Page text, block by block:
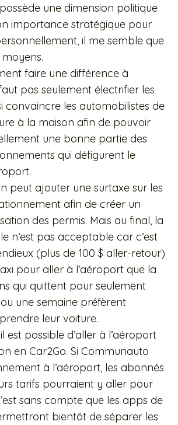
une dimension politique
importance stratégique pour
il me semble que
faire une différence à
pas seulement électrifier les
convaincre les automobilistes de
à la maison afin de pouvoir
une bonne partie des
qui défigurent le
peut ajouter une surtaxe sur les
afin de créer un
des permis. Mais au final, la
n’est pas acceptable car c’est
(plus de 100 $ aller-retour)
pour aller à l’aéroport que la
qui quittent pour seulement
une semaine préfèrent
leur voiture.
est possible d’aller à l’aéroport
en Car2Go. Si Communauto
à l’aéroport, les abonnés
tarifs pourraient y aller pour
sans compte que les apps de
bientôt de séparer les